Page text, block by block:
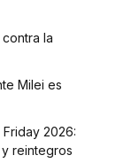
la
Milei es
2026:
reintegros